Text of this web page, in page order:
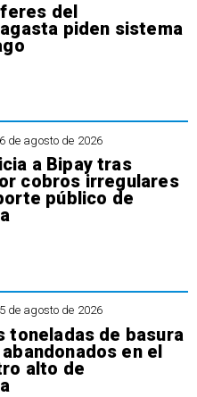
del
piden sistema
6 de agosto de 2026
a Bipay tras
cobros irregulares
público de
5 de agosto de 2026
toneladas de basura
en el
alto de